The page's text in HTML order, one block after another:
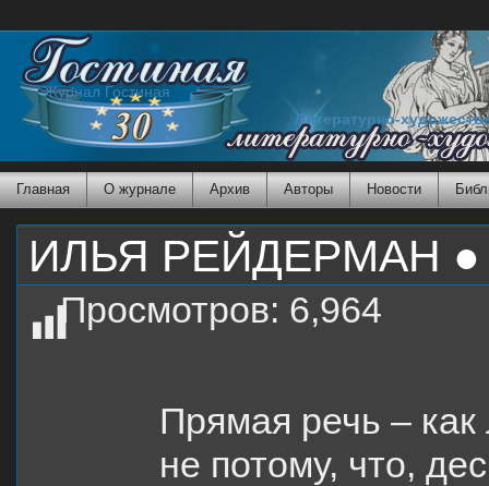
Журнал Гостиная
Литературно-
Главная О журнале Архив Авторы Новости
ИЛЬЯ РЕЙДЕРМАН
Просмотров: 6,964
Прямая речь –
не потому, что,